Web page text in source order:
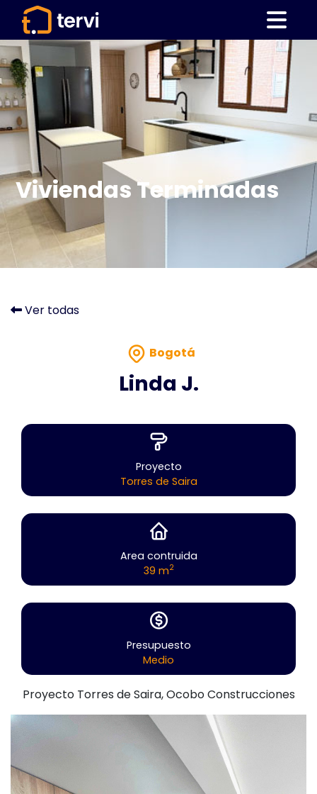
Viviendas Terminadas
Ver todas
Bogotá
Linda J.
Proyecto
Torres de Saira
Area contruida
39 m2
Presupuesto
Medio
Proyecto Torres de Saira, Ocobo Construcciones